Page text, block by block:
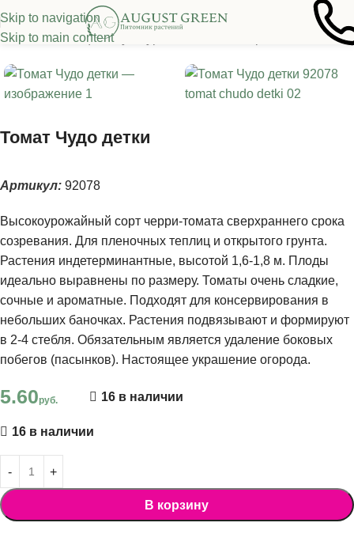
Skip to navigation
Skip to main content
/Семена овощных культур Высокорослые томаты
Томат Чудо детки
Артикул: 92078
Высокоурожайный сорт черри-томата сверхраннего срока
созревания. Для пленочных теплиц и открытого грунта.
Растения индетерминантные, высотой 1,6-1,8 м. Плоды
идеально выравнены по размеру. Томаты очень сладкие,
сочные и ароматные. Подходят для консервирования в
небольших баночках. Растения подвязывают и формируют
в 2-4 стебля. Обязательным является удаление боковых
побегов (пасынков). Настоящее украшение огорода.
5.60руб. 16 в наличии
16 в наличии
В корзину